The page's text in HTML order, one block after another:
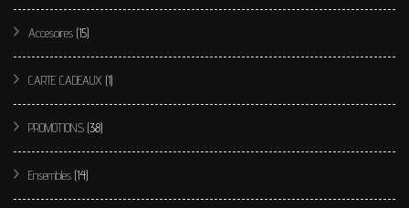
Accesoires (15)
CARTE CADEAUX (1)
PROMOTIONS (38)
Ensembles (14)